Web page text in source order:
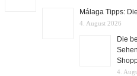
Málaga Tipps:
4. August 2026
Die
4.